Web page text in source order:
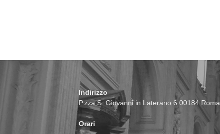
Indirizzo
P.zza S. Giovanni in Laterano 6 00184 Roma
Orari